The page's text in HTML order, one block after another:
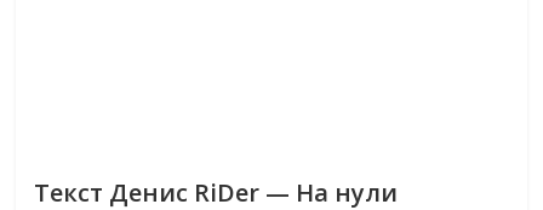
Текст Денис RiDer — На нули